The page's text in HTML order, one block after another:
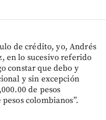
de crédito, yo, Andrés
en lo sucesivo referido
constar que debo y
y sin excepción
de pesos
colombianos”.